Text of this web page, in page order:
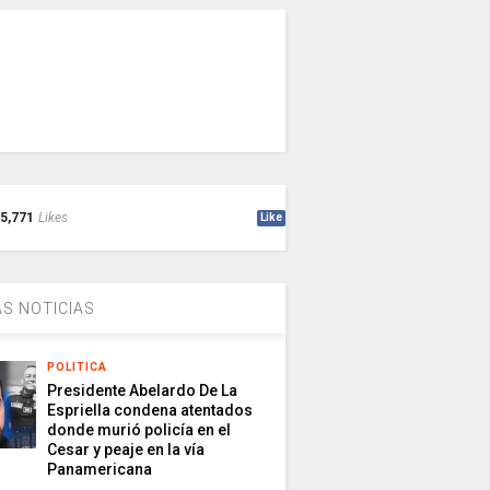
5,771 Likes Like
NOTICIAS
POLITICA
Presidente Abelardo De La
Espriella condena atentados
donde murió policía en el
Cesar y peaje en la vía
Panamericana